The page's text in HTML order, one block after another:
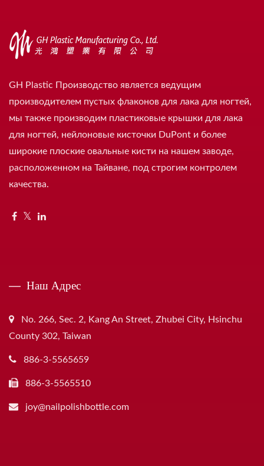
GH Plastic Производство является ведущим
производителем пустых флаконов для лака для ногтей,
мы также производим пластиковые крышки для лака
для ногтей, нейлоновые кисточки DuPont и более
широкие плоские овальные кисти на нашем заводе,
расположенном на Тайване, под строгим контролем
качества.
Наш Адрес
No. 266, Sec. 2, Kang An Street, Zhubei City, Hsinchu
County 302, Taiwan
886-3-5565659
886-3-5565510
joy@nailpolishbottle.com